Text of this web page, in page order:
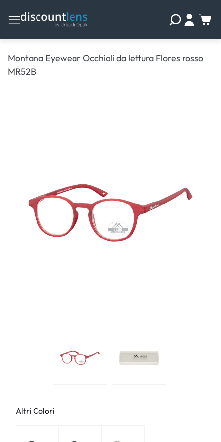
Montana Eyewear Occhiali da lettura Flores rosso
MR52B
Altri Colori